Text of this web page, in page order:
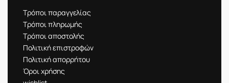
Τρόποι παραγγελίας
Τρόποι πληρωμής
Τρόποι αποστολής
Πολιτική επιστροφών
Πολιτική απορρήτου
Όροι χρήσης